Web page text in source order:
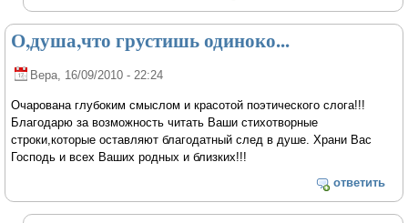
О,душа,что грустишь одиноко...
Вера , 16/09/2010 - 22:24
Очарована глубоким смыслом и красотой поэтического слога!!!
Благодарю за возможность читать Ваши стихотворные
строки,которые оставляют благодатный след в душе. Храни Вас
Господь и всех Ваших родных и близких!!!
ответить